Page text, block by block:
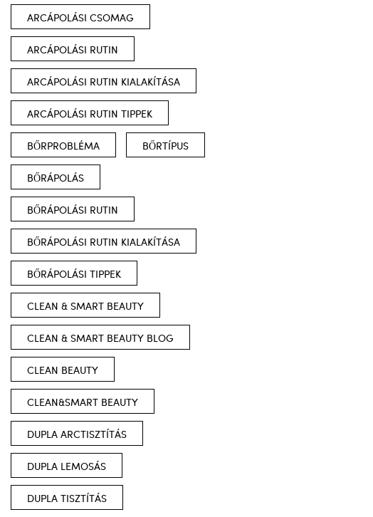
ARCÁPOLÁSI CSOMAG
ARCÁPOLÁSI RUTIN
ARCÁPOLÁSI RUTIN KIALAKÍTÁSA
ARCÁPOLÁSI RUTIN TIPPEK
BŐRPROBLÉMA BŐRTÍPUS
BŐRÁPOLÁS
BŐRÁPOLÁSI RUTIN
BŐRÁPOLÁSI RUTIN KIALAKÍTÁSA
BŐRÁPOLÁSI TIPPEK
CLEAN & SMART BEAUTY
CLEAN & SMART BEAUTY BLOG
CLEAN BEAUTY
CLEAN&SMART BEAUTY
DUPLA ARCTISZTÍTÁS
DUPLA LEMOSÁS
DUPLA TISZTÍTÁS